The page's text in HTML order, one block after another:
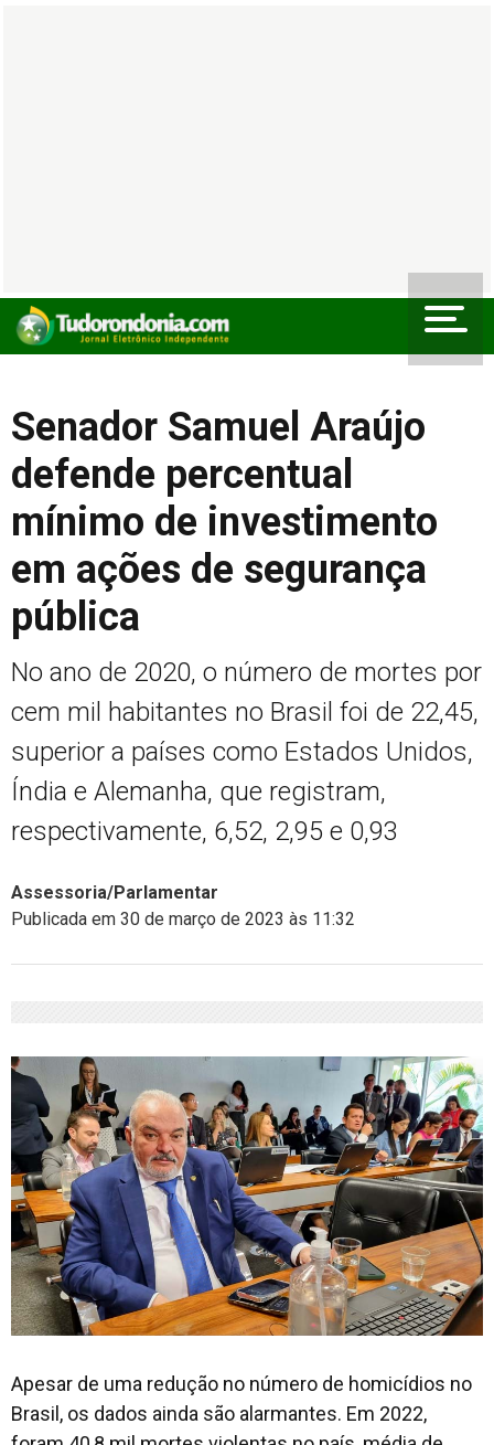
Senador Samuel Araújo
defende percentual
mínimo de investimento
em ações de segurança
pública
No ano de 2020, o número de mortes por
cem mil habitantes no Brasil foi de 22,45,
superior a países como Estados Unidos,
Índia e Alemanha, que registram,
respectivamente, 6,52, 2,95 e 0,93
Assessoria/Parlamentar
Publicada em 30 de março de 2023 às 11:32
Apesar de uma redução no número de homicídios no
Brasil, os dados ainda são alarmantes. Em 2022,